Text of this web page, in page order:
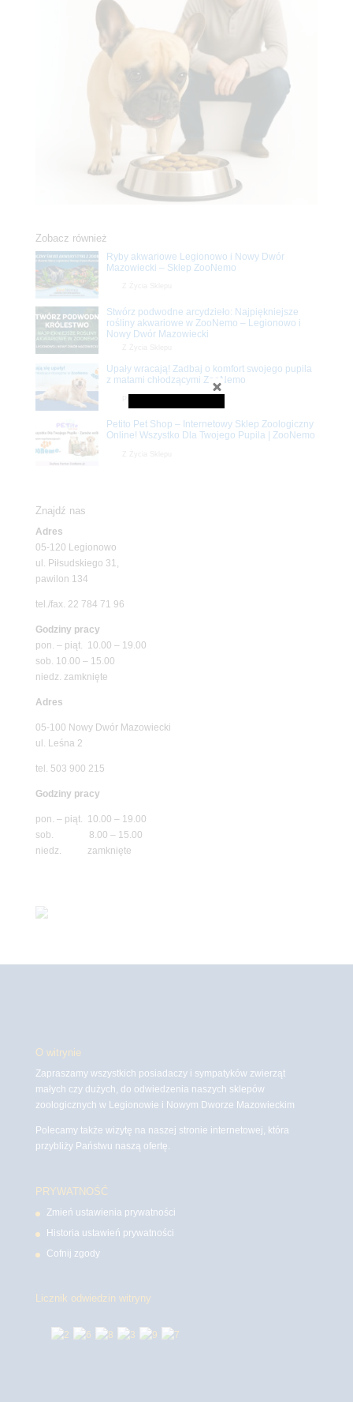
Zobacz również
Ryby akwariowe Legionowo i Nowy Dwór
Mazowiecki – Sklep ZooNemo
Stwórz podwodne arcydzieło: Najpiękniejsze
rośliny akwariowe w ZooNemo – Legionowo i
Nowy Dwór Mazowiecki
Upały wracają! Zadbaj o komfort swojego pupila
z matami chłodzącymi ZooNemo
Petito Pet Shop – Internetowy Sklep Zoologiczny
Online! Wszystko Dla Twojego Pupila | ZooNemo
Znajdź nas
Adres
05-120 Legionowo
ul. Piłsudskiego 31,
pawilon 134
tel./fax. 22 784 71 96
Godziny pracy
pon. – piąt. 10.00 – 19.00
sob. 10.00 – 15.00
niedz. zamknięte
Adres
05-100 Nowy Dwór Mazowiecki
ul. Leśna 2
tel. 503 900 215
Godziny pracy
pon. – piąt. 10.00 – 19.00
sob. 8.00 – 15.00
niedz. zamknięte
O witrynie
Zapraszamy wszystkich posiadaczy i sympatyków zwierząt
małych czy dużych, do odwiedzenia naszych sklepów
zoologicznych w Legionowie i Nowym Dworze Mazowieckim
Polecamy także wizytę na naszej stronie internetowej, która
przybliży Państwu naszą ofertę.
PRYWATNOŚĆ
Zmień ustawienia prywatności
Historia ustawień prywatności
Cofnij zgody
Licznik odwiedzin witryny